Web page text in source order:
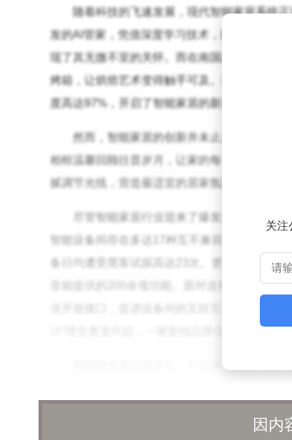
随着科技的飞速发展，现代智能家居系统
发的AI管家，凭借深度学习技术，精准捕捉家
现了其无微不至的关怀。而在南国广州，智能
烤箱，让烘焙艺术变得触手可及。这一切的背
度高达97%，开启了智能家居的新篇章。
然而，智能家居的创新并未止步于技术层
相框温馨回顾往昔岁月，让家的每一个角落都
腻调节光线，营造最适宜的居家氛围。一位用
尽管智能家居行业迎来了爆发式增长，但
智能设备间存在多达17种互不兼容的通信协议
备日均遭受黑客试探高达23次。更令人担忧的
音箱提供的200余项功能。面对这些问题，行
业开放接口，促进设备间的互联互通。某企业
智能家居系统的进化，不仅体现在技术的
怀的转变，让建筑拥有了“呼吸”的能力，成为
关注
因内